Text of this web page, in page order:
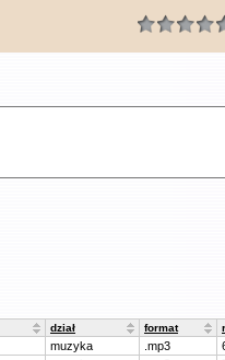
dział format
muzyka .mp3